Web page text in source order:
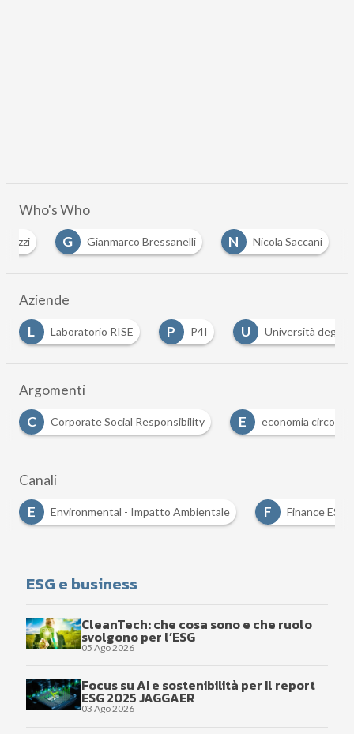
Who's Who
G Gianmarco Bressanelli N Nicola Saccani
Aziende
RISE P P4I
Università degli Studi di Brescia
Argomenti
E
economia circolare E ecosostenibilità E
Canali
Environmental - Impatto Ambientale
Finance ESG
ESG e business
CleanTech: che cosa sono e che ruolo
svolgono per l’ESG
05 Ago 2026
Focus su AI e sostenibilità per il report
ESG 2025 JAGGAER
03 Ago 2026